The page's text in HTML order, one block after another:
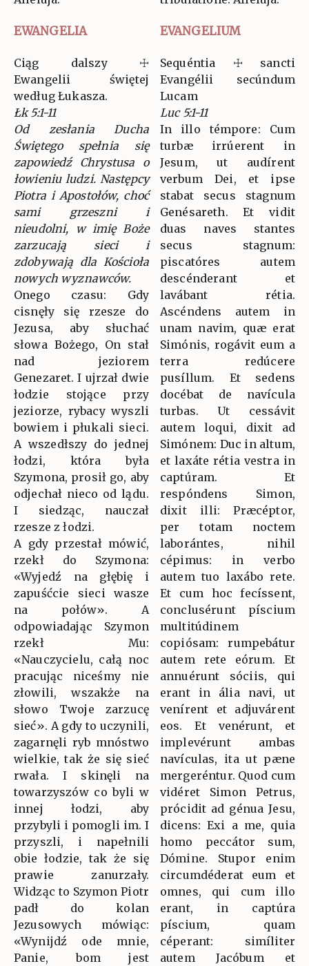
EWANGELIA EVANGELIUM
Ciąg dalszy ☩
Ewangelii świętej
według Łukasza.
Łk 5:1-11
Od zesłania Ducha
Świętego spełnia się
zapowiedź Chrystusa o
łowieniu ludzi. Następcy
Piotra i Apostołów, choć
sami grzeszni i
nieudolni, w imię Boże
zarzucają sieci i
zdobywają dla Kościoła
nowych wyznawców.
Onego czasu: Gdy
cisnęły się rzesze do
Jezusa, aby słuchać
słowa Bożego, On stał
nad jeziorem
Genezaret. I ujrzał dwie
łodzie stojące przy
jeziorze, rybacy wyszli
bowiem i płukali sieci.
A wszedłszy do jednej
łodzi, która była
Szymona, prosił go, aby
odjechał nieco od lądu.
I siedząc, nauczał
rzesze z łodzi.
A gdy przestał mówić,
rzekł do Szymona:
«Wyjedź na głębię i
zapuśćcie sieci wasze
na połów». A
odpowiadając Szymon
rzekł Mu:
«Nauczycielu, całą noc
pracując niceśmy nie
złowili, wszakże na
słowo Twoje zarzucę
sieć». A gdy to uczynili,
zagarnęli ryb mnóstwo
wielkie, tak że się sieć
rwała. I skinęli na
towarzyszów co byli w
innej łodzi, aby
przybyli i pomogli im. I
przyszli, i napełnili
obie łodzie, tak że się
prawie zanurzały.
Widząc to Szymon Piotr
padł do kolan
Jezusowych mówiąc:
«Wynijdź ode mnie,
Panie, bom jest
Sequéntia ☩ sancti
Evangélii secúndum
Lucam
Luc 5:1-11
In illo témpore: Cum
turbæ irrúerent in
Jesum, ut audírent
verbum Dei, et ipse
stabat secus stagnum
Genésareth. Et vidit
duas naves stantes
secus stagnum:
piscatóres autem
descénderant et
lavábant rétia.
Ascéndens autem in
unam navim, quæ erat
Simónis, rogávit eum a
terra redúcere
pusíllum. Et sedens
docébat de navícula
turbas. Ut cessávit
autem loqui, dixit ad
Simónem: Duc in altum,
et laxáte rétia vestra in
captúram. Et
respóndens Simon,
dixit illi: Præcéptor,
per totam noctem
laborántes, nihil
cépimus: in verbo
autem tuo laxábo rete.
Et cum hoc fecíssent,
conclusérunt píscium
multitúdinem
copiósam: rumpebátur
autem rete eórum. Et
annuérunt sóciis, qui
erant in ália navi, ut
venírent et adjuvárent
eos. Et venérunt, et
implevérunt ambas
navículas, ita ut pæne
mergeréntur. Quod cum
vidéret Simon Petrus,
prócidit ad génua Jesu,
dicens: Exi a me, quia
homo peccátor sum,
Dómine. Stupor enim
circumdéderat eum et
omnes, qui cum illo
erant, in captúra
píscium, quam
céperant: simíliter
autem Jacóbum et